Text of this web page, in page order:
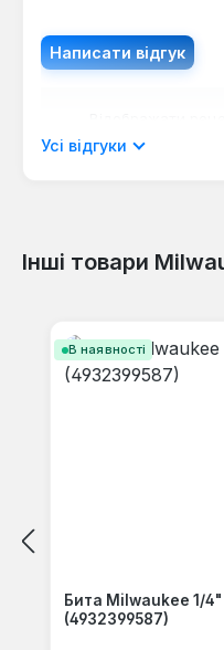
Написати відгук
мовою.
Відгуків не
Усі відгуки
Інші товари
В наявності
Бита Milwaukee 1/
(4932399587)